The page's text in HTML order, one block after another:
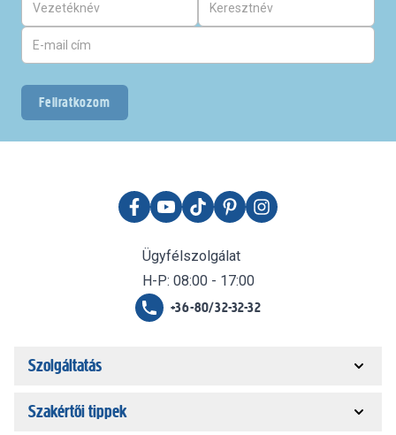
Feliratkozom
Ügyfélszolgálat
H-P: 08:00 - 17:00
+36-80/32-32-32
Szolgáltatás
Szakértői tippek